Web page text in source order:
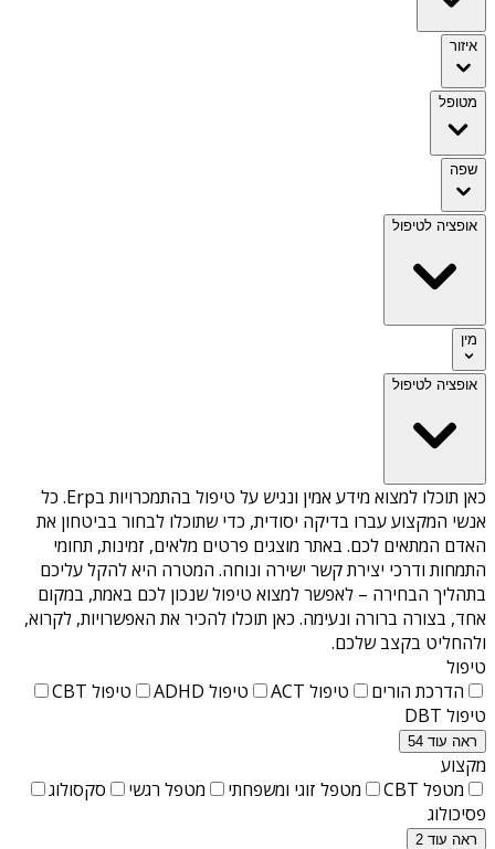
איזור
מטופל
שפה
אופציה לטיפול
מין
אופציה לטיפול
כאן תוכלו למצוא מידע אמין ונגיש על טיפול בהתמכרויות בErp
. כל
אנשי המקצוע עברו בדיקה יסודית, כדי שתוכלו לבחור בביטחון את
האדם המתאים לכם. באתר מוצגים פרטים מלאים, זמינות, תחומי
התמחות ודרכי יצירת קשר ישירה ונוחה. המטרה היא להקל עליכם
בתהליך הבחירה – לאפשר למצוא טיפול שנכון לכם באמת, במקום
אחד, בצורה ברורה ונעימה. כאן תוכלו להכיר את האפשרויות, לקרוא,
ולהחליט בקצב שלכם.
טיפול
הדרכת הורים
טיפול ACT טיפול ADHD
טיפול CBT
טיפול DBT
ראה עוד 54
מקצוע
מטפל CBT
מטפל זוגי ומשפחתי מטפל רגשי
סקסולוג
פסיכולוג
ראה עוד 2